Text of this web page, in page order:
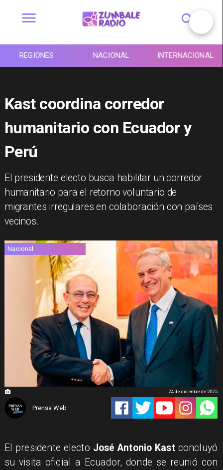
REGIONES NACIONAL INTERNACIONAL
Kast coordina corredor
humanitario con Ecuador y
Perú
El presidente electo busca habilitar un corredor
humanitario para el retorno voluntario de
migrantes irregulares en colaboración con países
vecinos.
Nacional
Prensa Web
24 de diciembre de 2025
El presidente electo José Antonio Kastconcluyó
su visita oficial a Ecuador, donde se reunió con